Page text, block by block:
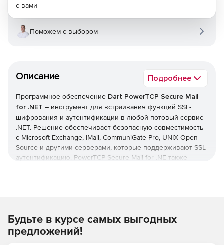
Описание Подробнее
Программное обеспечение Dart PowerTCP Secure Mail
for .NET – инструмент для встраивания функций SSL-
шифрования и аутентификации в любой потовый сервис
.NET. Решение обеспечивает безопасную совместимость
с Microsoft Exchange, IMail, CommuniGate Pro, UNIX Open
Source и другими серверами, которые поддерживают SSL-
аутентификацию. PowerTCP Secure Mail for .NE также
Комплексные HTML-сообщения можно создавать всего в
одну строку кода. В PowerTCP Mail for .NET предусмотрена
расширенная поддержка MIME и поточная архитектура
с вами
Поможем с выбором
Будьте в курсе самых выгодных
предложений!